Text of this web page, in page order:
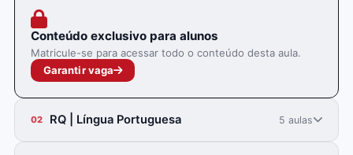
Conteúdo exclusivo para alunos
Matricule-se para acessar todo o conteúdo desta aula.
Garantir vaga
02 RQ | Língua Portuguesa 5 aulas